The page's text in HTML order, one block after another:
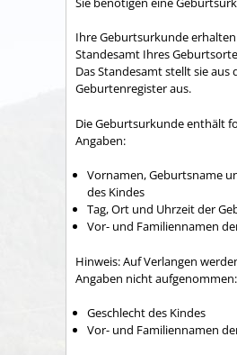
Ihre Geburtsurkunde
Standesamt Ihres
Das Standesamt stellt sie aus
Geburtenregister aus.
Die Geburtsurkunde enthält
Angaben:
Vornamen, Geburtsname
des Kindes
Tag, Ort und Uhrzeit der
Vor- und Familiennamen
Hinweis: Auf Verlangen
Angaben nicht aufgenommen:
Geschlecht des Kindes
Vor- und Familiennamen